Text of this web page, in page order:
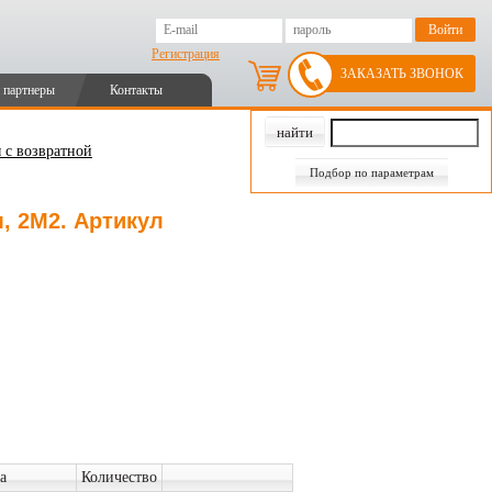
Регистрация
Контакты
ЗАКАЗАТЬ ЗВОНОК
Подбор по параметрам
возвратной
2М2. Артикул
Количество